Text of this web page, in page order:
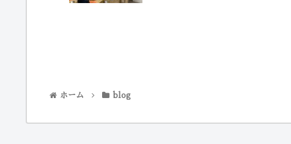
ホーム blog